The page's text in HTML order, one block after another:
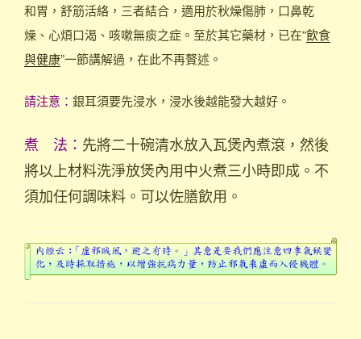
和胃，舒筋活絡，三者結合，適用於秋燥傷肺，口鼻乾
燥、心煩口渴、咳嗽無痰之症。至於其它藥材，已在“飲食
與健康”一節講解過，在此不再贅述。
請注意： 銀耳須要先浸水，浸水後越能發大越好。
煮 法： 先將二十碗清水放入瓦煲內煮滾，然後
將以上材料洗淨放煲內用中火煮三小時即成。不
須加任何調味料。可以佐膳飲用。